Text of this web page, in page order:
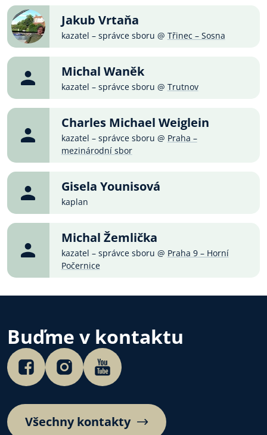
Jakub Vrtaňa
kazatel – správce sboru @ Třinec – Sosna
Michal Waněk
kazatel – správce sboru @ Trutnov
Charles Michael Weiglein
kazatel – správce sboru @ Praha –
mezinárodní sbor
Gisela Younisová
kaplan
Michal Žemlička
kazatel – správce sboru @ Praha 9 – Horní
Počernice
Buďme v kontaktu
Všechny kontakty